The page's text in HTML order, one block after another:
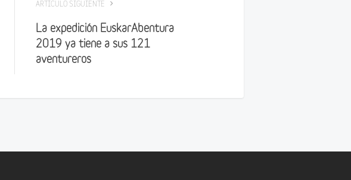
ARTÍCULO SIGUIENTE
La expedición EuskarAbentura
2019 ya tiene a sus 121
aventureros